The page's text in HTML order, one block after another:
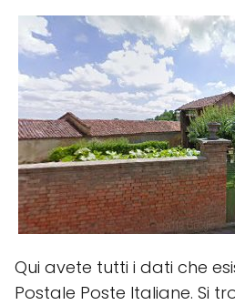
Qui avete tutti i dati che
Postale Poste Italiane. Si